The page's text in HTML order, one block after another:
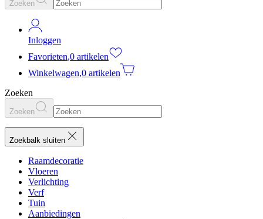
Zoeken
Inloggen
Favorieten,0 artikelen
Winkelwagen,0 artikelen
Zoeken
Zoeken
Zoekbalk sluiten
Raamdecoratie
Vloeren
Verlichting
Verf
Tuin
Aanbiedingen